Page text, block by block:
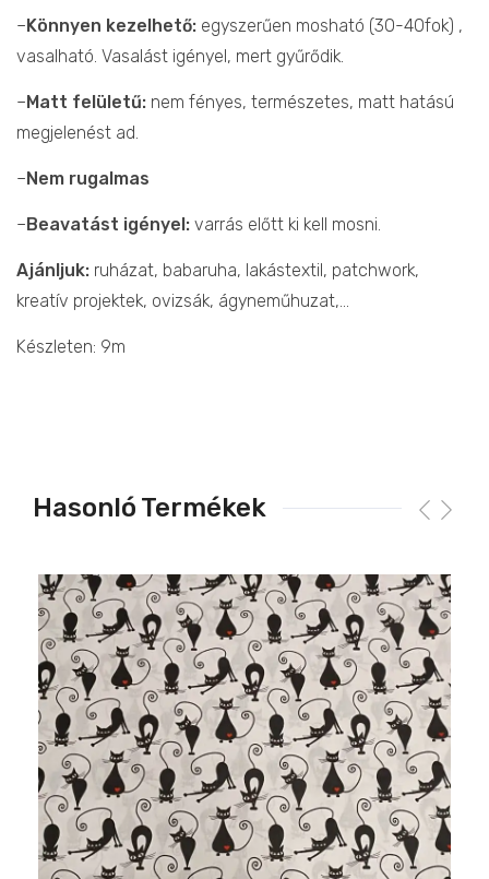
–Könnyen kezelhető: egyszerűen mosható (30-40fok) ,
vasalható. Vasalást igényel, mert gyűrődik.
–Matt felületű: nem fényes, természetes, matt hatású
megjelenést ad.
–Nem rugalmas
–Beavatást igényel: varrás előtt ki kell mosni.
Ajánljuk: ruházat, babaruha, lakástextil, patchwork,
kreatív projektek, ovizsák, ágyneműhuzat,…
Készleten: 9m
Hasonló Termékek